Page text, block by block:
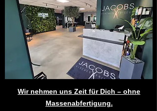
Wir nehmen uns Zeit für Dich – ohne
Massenabfertigung.